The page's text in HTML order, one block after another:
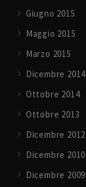
Giugno 2015
Maggio 2015
Marzo 2015
Dicembre 2014
Ottobre 2014
Ottobre 2013
Dicembre 2012
Dicembre 2010
Dicembre 2009